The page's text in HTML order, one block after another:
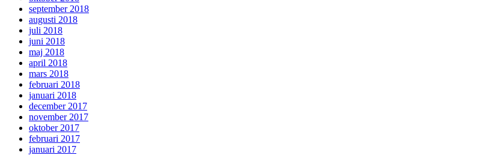
september 2018
augusti 2018
juli 2018
juni 2018
maj 2018
april 2018
mars 2018
februari 2018
januari 2018
december 2017
november 2017
oktober 2017
februari 2017
januari 2017